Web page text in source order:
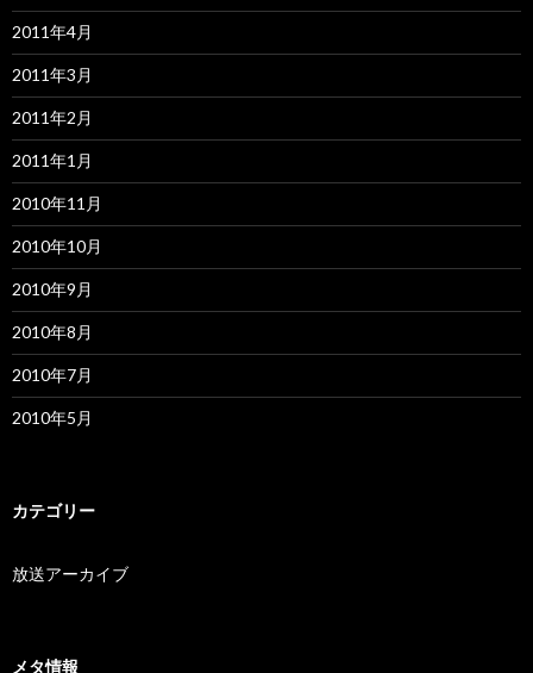
2011年4月
2011年3月
2011年2月
2011年1月
2010年11月
2010年10月
2010年9月
2010年8月
2010年7月
2010年5月
カテゴリー
放送アーカイブ
メタ情報